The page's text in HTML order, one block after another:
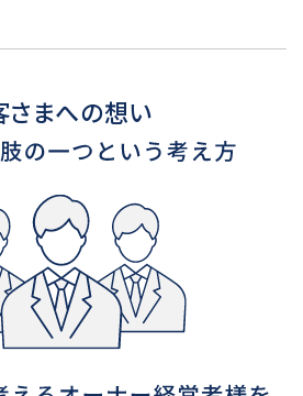
さまへの想い